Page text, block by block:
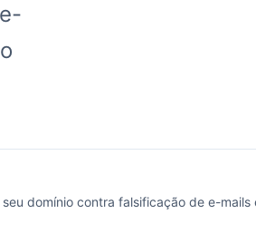
domínio contra falsificação de e-mails